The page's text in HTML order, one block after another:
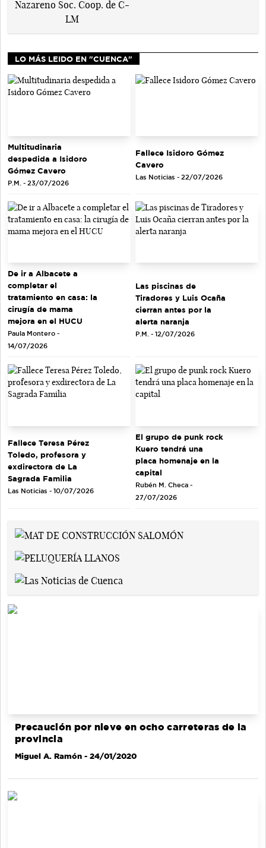
LO MÁS LEIDO EN "CUENCA"
Multitudinaria
despedida a Isidoro
Gómez Cavero
P.M. - 23/07/2026
Fallece Isidoro Gómez
Cavero
Las Noticias - 22/07/2026
De ir a Albacete a
completar el
tratamiento en casa: la
cirugía de mama
mejora en el HUCU
Paula Montero -
14/07/2026
Las piscinas de
Tiradores y Luis Ocaña
cierran antes por la
alerta naranja
P.M. - 12/07/2026
Fallece Teresa Pérez
Toledo, profesora y
exdirectora de La
Sagrada Familia
Las Noticias - 10/07/2026
El grupo de punk rock
Kuero tendrá una
placa homenaje en la
capital
Rubén M. Checa -
27/07/2026
Precaución por nieve en ocho carreteras de la
provincia
Miguel A. Ramón - 24/01/2020